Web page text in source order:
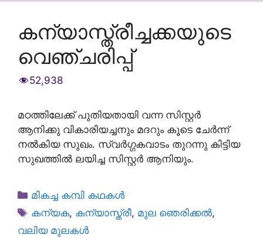
കന്യാസ്ത്രീച്ചക്കയുടെ
വെഞ്ചരിപ്പ്
52,938
മഠത്തിലേക്ക് പുതിയതായി വന്ന സിസ്റ്റർ
ആനിക്കു വികാരിയച്ചനും മദറും കൂടെ ചേർന്ന്
നൽകിയ സുഖം. സ്വർഗ്ഗകവാടം തുറന്നു കിട്ടിയ
സുഖത്തിൽ ലയിച്ച സിസ്റ്റർ ആനിയും.
Categories
മികച്ച കമ്പി കഥകൾ
Tags
കന്യക, കന്യാസ്ത്രീ, മുല ഞെരിക്കൽ,
വലിയ മുലകൾ